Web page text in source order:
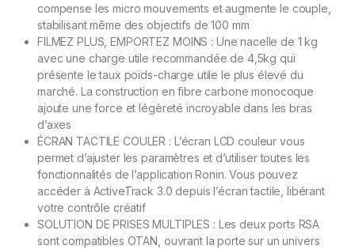
compense les micro mouvements et augmente le couple,
stabilisant même des objectifs de 100 mm
FILMEZ PLUS, EMPORTEZ MOINS : Une nacelle de 1 kg
avec une charge utile recommandée de 4,5kg qui
présente le taux poids-charge utile le plus élevé du
marché. La construction en fibre carbone monocoque
ajoute une force et légèreté incroyable dans les bras
d’axes
ÉCRAN TACTILE COULER : L’écran LCD couleur vous
permet d’ajuster les paramètres et d’utiliser toutes les
fonctionnalités de l’application Ronin. Vous pouvez
accéder à ActiveTrack 3.0 depuis l’écran tactile, libérant
votre contrôle créatif
SOLUTION DE PRISES MULTIPLES : Les deux ports RSA
sont compatibles OTAN, ouvrant la porte sur un univers